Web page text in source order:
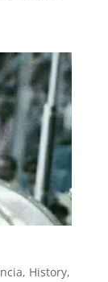
, History,